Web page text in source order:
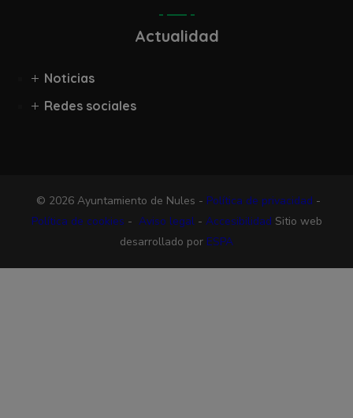
Actualidad
Noticias
Redes sociales
© 2026 Ayuntamiento de Nules - Política de privacidad -
Política de cookies - Aviso legal- Accesibilidad Sitio web
desarrollado por ESPA